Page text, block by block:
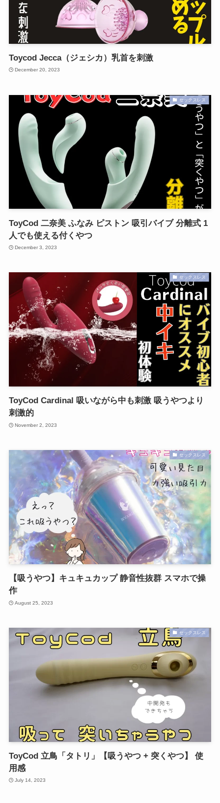
Toycod Jecca（ジェシカ）乳首を刺激
December 20, 2023
セックスレス
ToyCod 二奈美 ふなみ ピストン 吸引バイブ 分離式 1
人でも使える付くやつ
December 3, 2023
セックスレス
ToyCod Cardinal 吸いながら中も刺激 吸うやつより
刺激的
November 2, 2023
セックスレス
【吸うやつ】キュキュカップ 静音性抜群 スマホで操
作
August 25, 2023
セックスレス
ToyCod 立鳥「タトリ」【吸うやつ + 突くやつ】 使
用感
July 14, 2023